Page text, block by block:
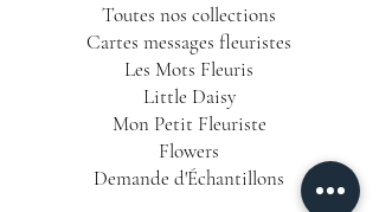
Toutes nos collections
Cartes messages fleuristes
Les Mots Fleuris
Little Daisy
Mon Petit Fleuriste
Flowers
Demande d'Échantillons